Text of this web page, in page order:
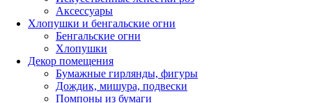
Аксессуары
Хлопушки и бенгальские огни
Бенгальские огни
Хлопушки
Декор помещения
Бумажные гирлянды, фигуры
Дождик, мишура, подвески
Помпоны из бумаги